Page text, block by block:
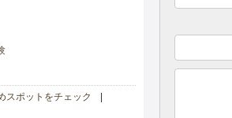
スポットをチェック